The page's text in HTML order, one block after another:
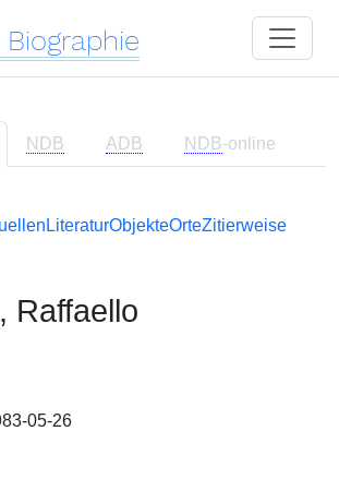
Biographie
NDB ADB NDB-online
LiteraturObjekteOrteZitierweise
Raffaello
05-26